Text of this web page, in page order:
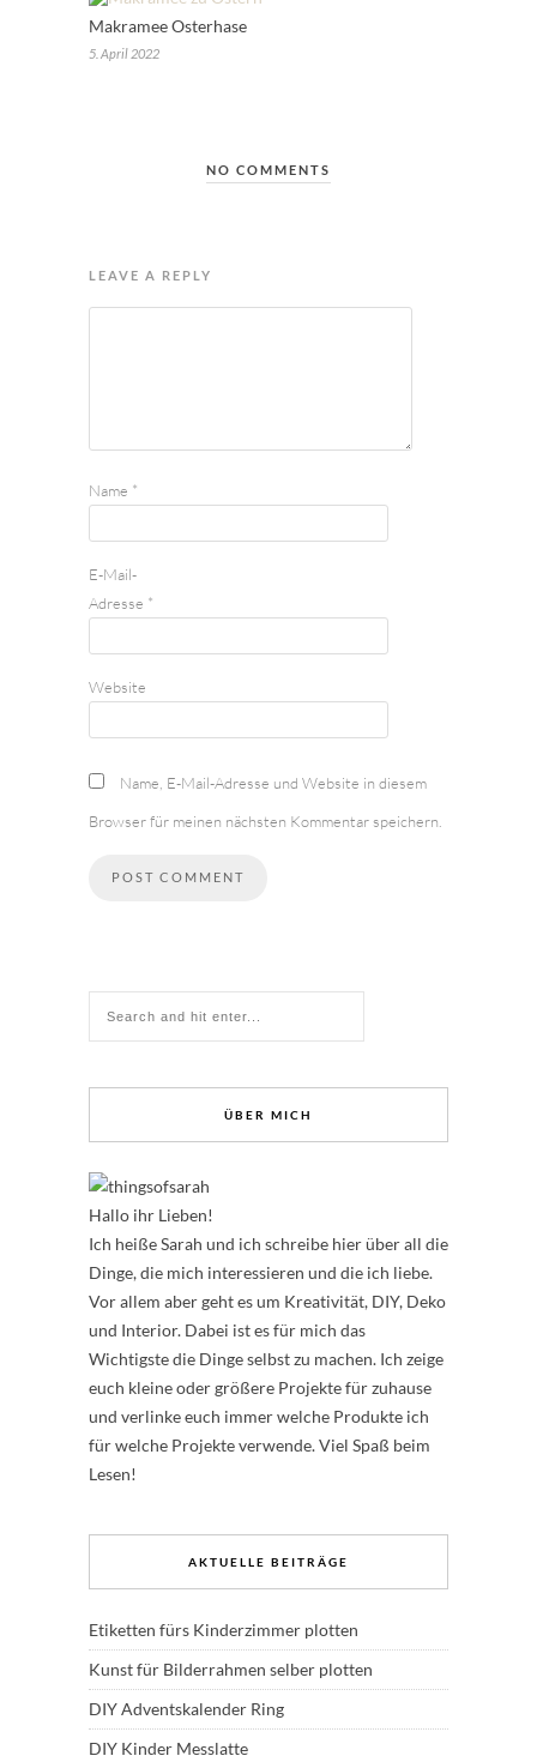
Makramee Osterhase
5. April 2022
NO COMMENTS
LEAVE A REPLY
Name *
E-Mail-
Adresse *
Website
Name, E-Mail-Adresse und Website in diesem
Browser für meinen nächsten Kommentar speichern.
ÜBER MICH
Hallo ihr Lieben!
Ich heiße Sarah und ich schreibe hier über all die
Dinge, die mich interessieren und die ich liebe.
Vor allem aber geht es um Kreativität, DIY, Deko
und Interior. Dabei ist es für mich das
Wichtigste die Dinge selbst zu machen. Ich zeige
euch kleine oder größere Projekte für zuhause
und verlinke euch immer welche Produkte ich
für welche Projekte verwende. Viel Spaß beim
Lesen!
AKTUELLE BEITRÄGE
Etiketten fürs Kinderzimmer plotten
Kunst für Bilderrahmen selber plotten
DIY Adventskalender Ring
DIY Kinder Messlatte